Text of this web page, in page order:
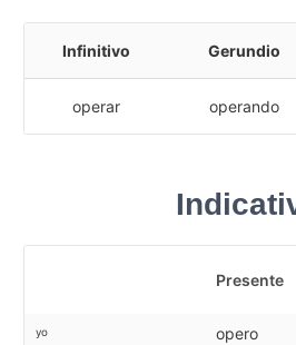
Infinitivo Gerundio
operar operando
Presente
yo opero